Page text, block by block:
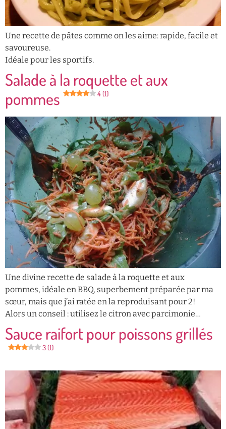
Une recette de pâtes comme on les aime: rapide, facile et
savoureuse.
Idéale pour les sportifs.
Salade à la roquette et aux
pommes
4 (1)
Une divine recette de salade à la roquette et aux
pommes, idéale en BBQ, superbement préparée par ma
sœur, mais que j’ai ratée en la reproduisant pour 2!
Alors un conseil : utilisez le citron avec parcimonie…
Sauce raifort pour poissons grillés
3 (1)